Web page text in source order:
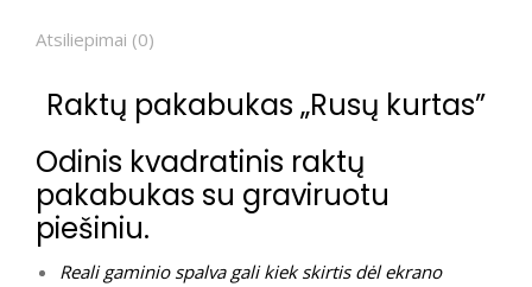
Atsiliepimai (0)
Raktų pakabukas „Rusų kurtas”
Odinis kvadratinis raktų
pakabukas su graviruotu
piešiniu.
Reali gaminio spalva gali kiek skirtis dėl ekrano